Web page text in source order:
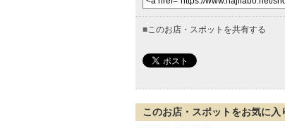
■このお店・スポットを共有する
このお店・スポットをお気に